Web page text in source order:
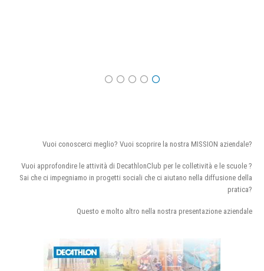
Vuoi conoscerci meglio? Vuoi scoprire la nostra MISSION aziendale?
Vuoi approfondire le attività di DecathlonClub per le colletività e le scuole ?
Sai che ci impegniamo in progetti sociali che ci aiutano nella diffusione della
pratica?
Questo e molto altro nella nostra presentazione aziendale